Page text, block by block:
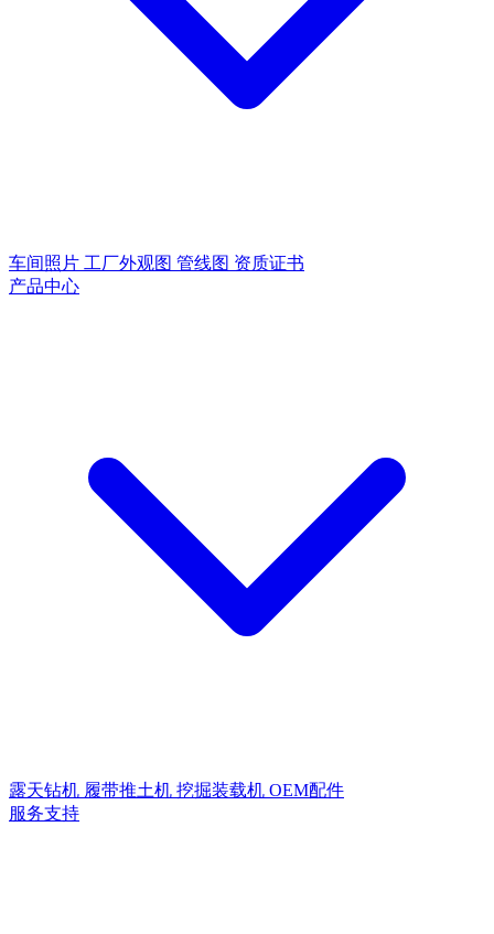
车间照片 工厂外观图 管线图 资质证书
产品中心
露天钻机 履带推土机 挖掘装载机 OEM配件
服务支持